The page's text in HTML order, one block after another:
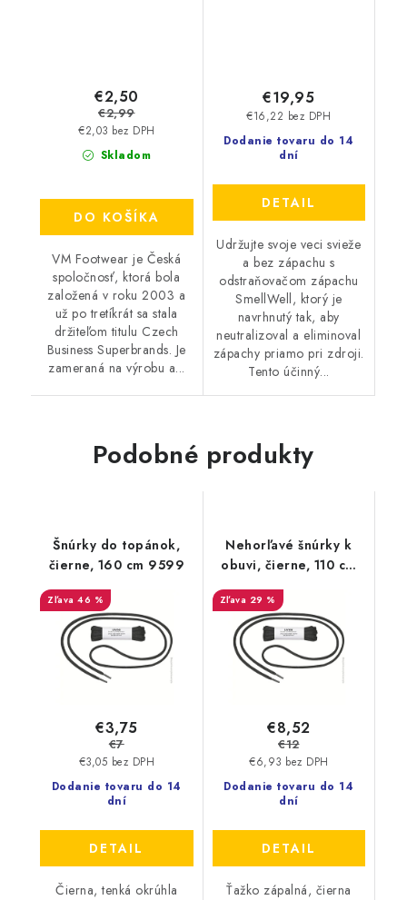
Skladom
€2,03 bez DPH
€2,50
€2,99
DO KOŠÍKA
VM Footwear je Česká
spoločnosť, ktorá bola
založená v roku 2003 a
už po tretíkrát sa stala
držiteľom titulu Czech
Business Superbrands. Je
zameraná na výrobu a...
Dodanie tovaru do 14
dní
€16,22 bez DPH
€19,95
DETAIL
Udržujte svoje veci svieže
a bez zápachu s
odstraňovačom zápachu
SmellWell, ktorý je
navrhnutý tak, aby
neutralizoval a eliminoval
zápachy priamo pri zdroji.
Tento účinný...
Podobné produkty
Šnúrky do topánok,
čierne, 160 cm 9599
46 %
Dodanie tovaru do 14
dní
€3,05 bez DPH
€3,75
€7
DETAIL
Čierna, tenká okrúhla
Nehorľavé šnúrky k
obuvi, čierne, 110 cm
9599
29 %
Dodanie tovaru do 14
dní
€6,93 bez DPH
€8,52
€12
DETAIL
Ťažko zápalná, čierna